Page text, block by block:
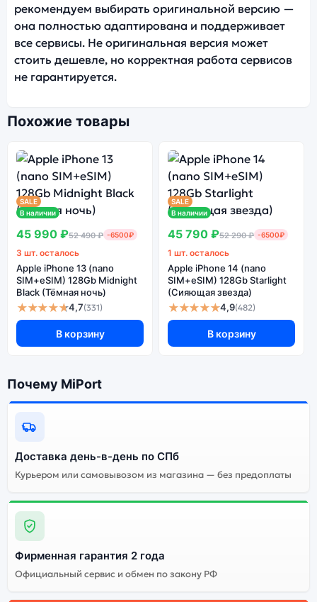
рекомендуем выбирать оригинальной версию —
она полностью адаптирована и поддерживает
все сервисы. Не оригинальная версия может
стоить дешевле, но корректная работа сервисов
не гарантируется.
Похожие товары
SALE
В наличии
45 990 ₽52 490 ₽ -6500₽
3 шт. осталось
Apple iPhone 13 (nano
SIM+eSIM) 128Gb Midnight
Black (Тёмная ночь)
★★★★★4,7(331)
В корзину
SALE
В наличии
45 790 ₽52 290 ₽ -6500₽
1 шт. осталось
Apple iPhone 14 (nano
SIM+eSIM) 128Gb Starlight
(Сияющая звезда)
★★★★★4,9(482)
В корзину
Почему MiPort
Доставка день-в-день по СПб
Курьером или самовывозом из магазина — без предоплаты
Фирменная гарантия 2 года
Официальный сервис и обмен по закону РФ